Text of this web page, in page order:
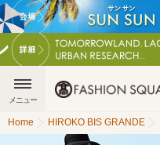
メニュー
Home HIROKO BIS GRANDE